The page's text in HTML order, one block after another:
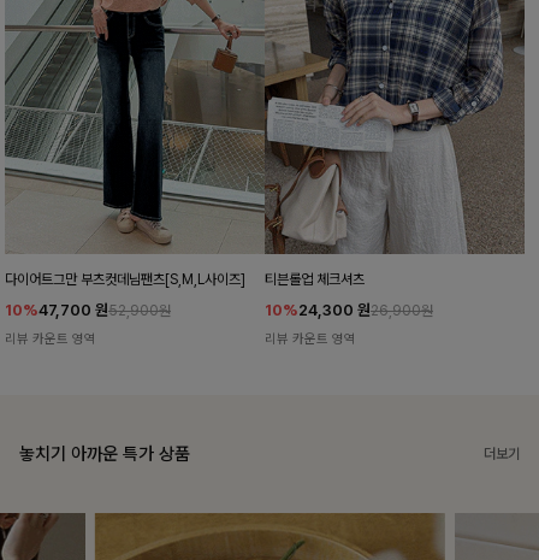
다이어트그만 부츠컷데님팬츠[S,M,L사이즈]
10%47,700 원52,900원
리뷰 카운트 영역
티븐롤업 체크셔츠
10%24,300 원26,900원
리뷰 카운트 영역
놓치기 아까운 특가 상품 더보기